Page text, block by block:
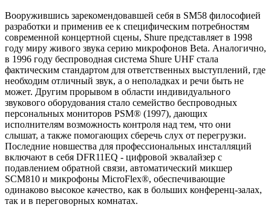
Вооружившись зарекомендовавшей себя в SM58 философией
разработки и применив ее к специфическим потребностям
современной концертной сцены, Shure представляет в 1998
году миру живого звука серию микрофонов Beta. Аналогично,
в 1996 году беспроводная система Shure UHF стала
фактическим стандартом для ответственных выступлений, где
необходим отличный звук, а о неполадках и речи быть не
может. Другим прорывом в области индивидуального
звукового оборудования стало семейство беспроводных
персональных мониторов PSM® (1997), дающих
исполнителям возможность контроля над тем, что они
слышат, а также помогающих сберечь слух от перегрузки.
Последние новшества для профессиональных инсталляций
включают в себя DFR11EQ - цифровой эквалайзер с
подавлением обратной связи, автоматический микшер
SCM810 и микрофоны MicroFlex®, обеспечивающие
одинаково высокое качество, как в больших конференц-залах,
так и в переговорных комнатах.